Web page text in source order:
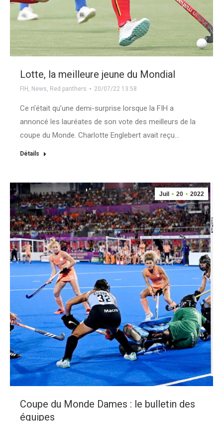
Lotte, la meilleure jeune du Mondial
FIH , News, Red panthers 20/07/22 13:58
Ce n’était qu’une demi-surprise lorsque la FIH a
annoncé les lauréates de son vote des meilleurs de la
coupe du Monde. Charlotte Englebert avait reçu…
Détails
Juil 20 2022
Coupe du Monde Dames : le bulletin des
équipes